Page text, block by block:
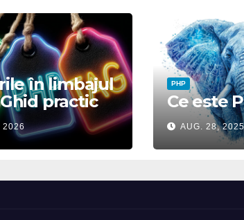
în limbajul
practic
2026
PHP
Ce este
AUG. 28, 2025